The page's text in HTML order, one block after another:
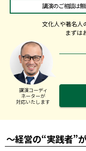
講演のご相談は無
文化人や著名人
まずは
講演コーディ
ネーターが
対応いたします
～経営の“実践者”